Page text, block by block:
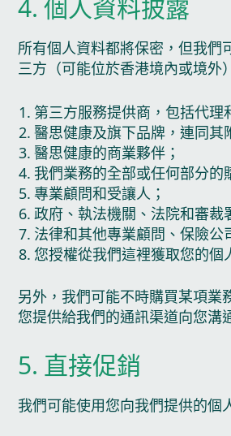
所有個人資料都將保密，但我們
三方（可能位於香港境內或境外
第三方服務提供商，包括代理
醫思健康及旗下品牌，連同其
醫思健康的商業夥伴；
我們業務的全部或任何部分的
專業顧問和受讓人；
政府、執法機關、法院和審裁
法律和其他專業顧問、保險公
您授權從我們這裡獲取您的個
另外，我們可能不時購買某項業
您提供給我們的通訊渠道向您溝
5. 直接促銷
我們可能使用您向我們提供的個